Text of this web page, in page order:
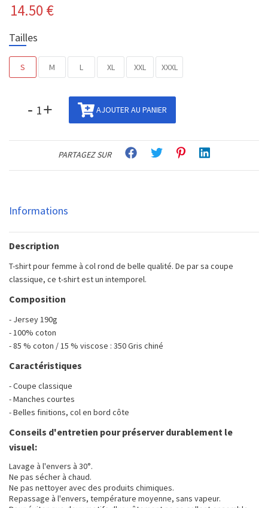
14.50 €
Tailles
S M L XL XXL XXXL
- + AJOUTER AU PANIER
PARTAGEZ SUR
Informations
Description
T-shirt pour femme à col rond de belle qualité. De par sa coupe
classique, ce t-shirt est un intemporel.
Composition
- Jersey 190g
- 100% coton
- 85 % coton / 15 % viscose : 350 Gris chiné
Caractéristiques
- Coupe classique
- Manches courtes
- Belles finitions, col en bord côte
Conseils d'entretien pour préserver durablement le
visuel:
Lavage à l'envers à 30°.
Ne pas sécher à chaud.
Ne pas nettoyer avec des produits chimiques.
Repassage à l'envers, température moyenne, sans vapeur.